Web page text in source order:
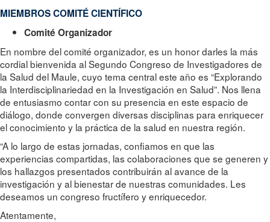
MIEMBROS COMITÉ CIENTÍFICO
Comité Organizador
En nombre del comité organizador, es un honor darles la más
cordial bienvenida al Segundo Congreso de Investigadores de
la Salud del Maule, cuyo tema central este año es “Explorando
la Interdisciplinariedad en la Investigación en Salud”. Nos llena
de entusiasmo contar con su presencia en este espacio de
diálogo, donde convergen diversas disciplinas para enriquecer
el conocimiento y la práctica de la salud en nuestra región.
“A lo largo de estas jornadas, confiamos en que las
experiencias compartidas, las colaboraciones que se generen y
los hallazgos presentados contribuirán al avance de la
investigación y al bienestar de nuestras comunidades. Les
deseamos un congreso fructífero y enriquecedor.
Atentamente,